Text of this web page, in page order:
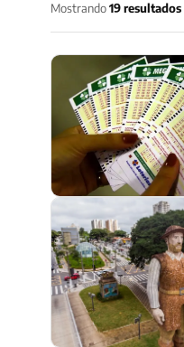
Mostrando19 resultados